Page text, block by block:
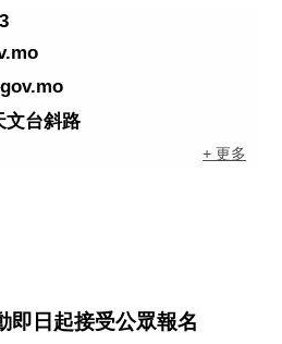
文台斜路
+ 更多
即日起接受公眾報名